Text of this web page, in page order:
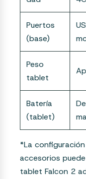
Puertos
(base)
Peso
tablet
Batería
(tablet)
*La
accesorios
tablet Falcon 2